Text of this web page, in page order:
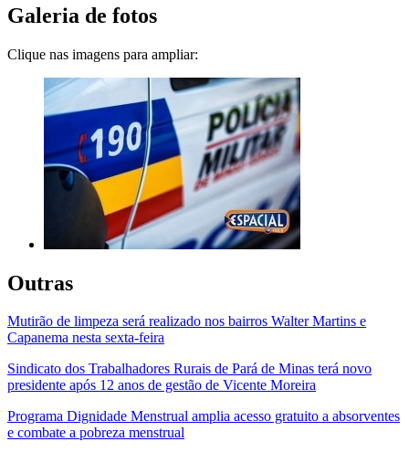
Galeria de fotos
Clique nas imagens para ampliar:
Outras
Mutirão de limpeza será realizado nos bairros Walter Martins e
Capanema nesta sexta-feira
Sindicato dos Trabalhadores Rurais de Pará de Minas terá novo
presidente após 12 anos de gestão de Vicente Moreira
Programa Dignidade Menstrual amplia acesso gratuito a absorventes
e combate a pobreza menstrual